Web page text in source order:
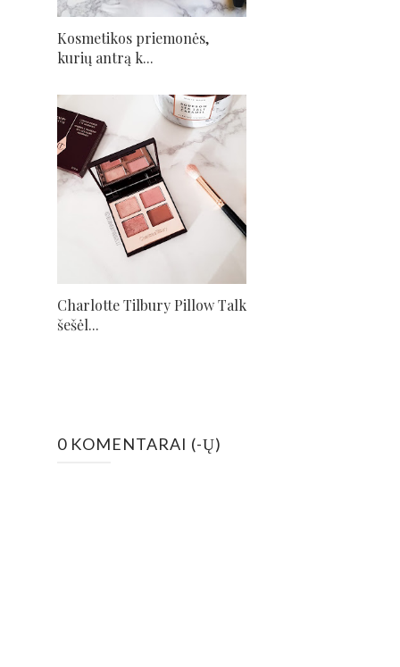
Kosmetikos priemonės,
kurių antrą k...
Charlotte Tilbury Pillow Talk
šešėl...
0 KOMENTARAI (-Ų)